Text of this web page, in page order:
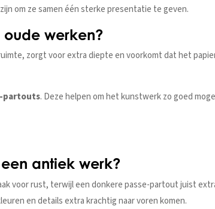
om ze samen één sterke presentatie te geven.
werken?
zorgt voor extra diepte en voorkomt dat het
partouts. Deze helpen om het kunstwerk zo goed
antiek werk?
voor rust, terwijl een donkere passe-partout juist
en details extra krachtig naar voren komen.